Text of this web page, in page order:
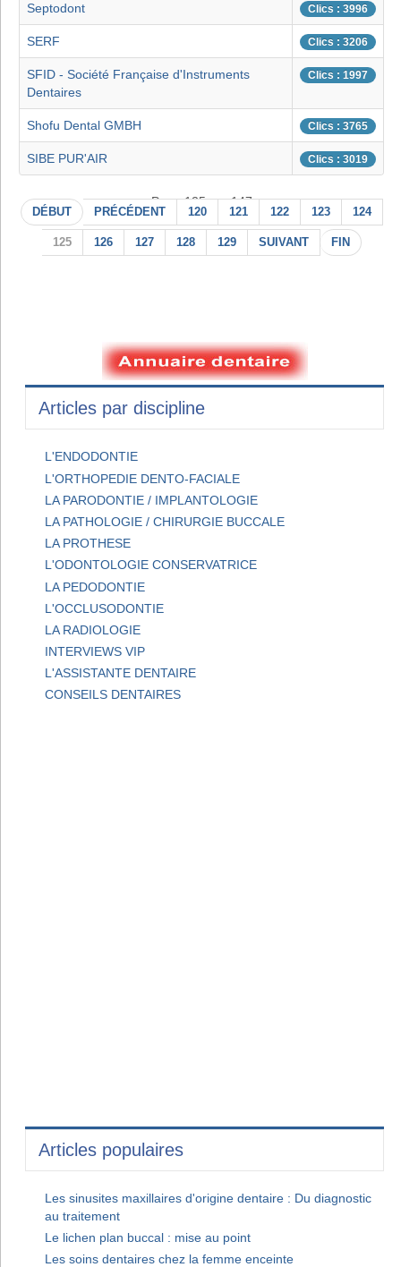
Septodont Clics : 3996
SERF Clics : 3206
SFID - Société Française d'Instruments
Dentaires
Clics : 1997
Shofu Dental GMBH Clics : 3765
SIBE PUR'AIR Clics : 3019
Page 125 sur 147
DÉBUT PRÉCÉDENT 120 121 122 123 124
125 126 127 128 129 SUIVANT FIN
Articles par discipline
L'ENDODONTIE
L'ORTHOPEDIE DENTO-FACIALE
LA PARODONTIE / IMPLANTOLOGIE
LA PATHOLOGIE / CHIRURGIE BUCCALE
LA PROTHESE
L'ODONTOLOGIE CONSERVATRICE
LA PEDODONTIE
L'OCCLUSODONTIE
LA RADIOLOGIE
INTERVIEWS VIP
L'ASSISTANTE DENTAIRE
CONSEILS DENTAIRES
Articles populaires
Les sinusites maxillaires d'origine dentaire : Du diagnostic
au traitement
Le lichen plan buccal : mise au point
Les soins dentaires chez la femme enceinte